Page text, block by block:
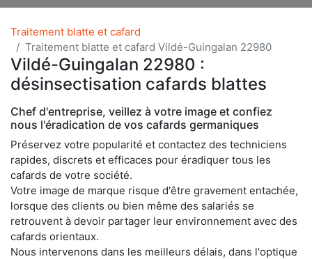
Traitement blatte et cafard
Traitement blatte et cafard Vildé-Guingalan 22980
Vildé-Guingalan 22980 :
désinsectisation cafards blattes
Chef d'entreprise, veillez à votre image et confiez
nous l'éradication de vos cafards germaniques
Préservez votre popularité et contactez des techniciens
rapides, discrets et efficaces pour éradiquer tous les
cafards de votre société.
Votre image de marque risque d'être gravement entachée,
lorsque des clients ou bien même des salariés se
retrouvent à devoir partager leur environnement avec des
cafards orientaux.
Nous intervenons dans les meilleurs délais, dans l'optique